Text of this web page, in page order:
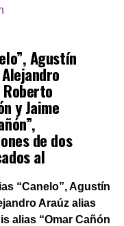
Agustín
y Jaime
de dos
al
“Canelo”, Agustín
Araúz alias
alias “Omar Cañón